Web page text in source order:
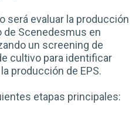
será evaluar la producción
de Scenedesmus en
un screening de
cultivo para identificar
producción de EPS.
etapas principales: